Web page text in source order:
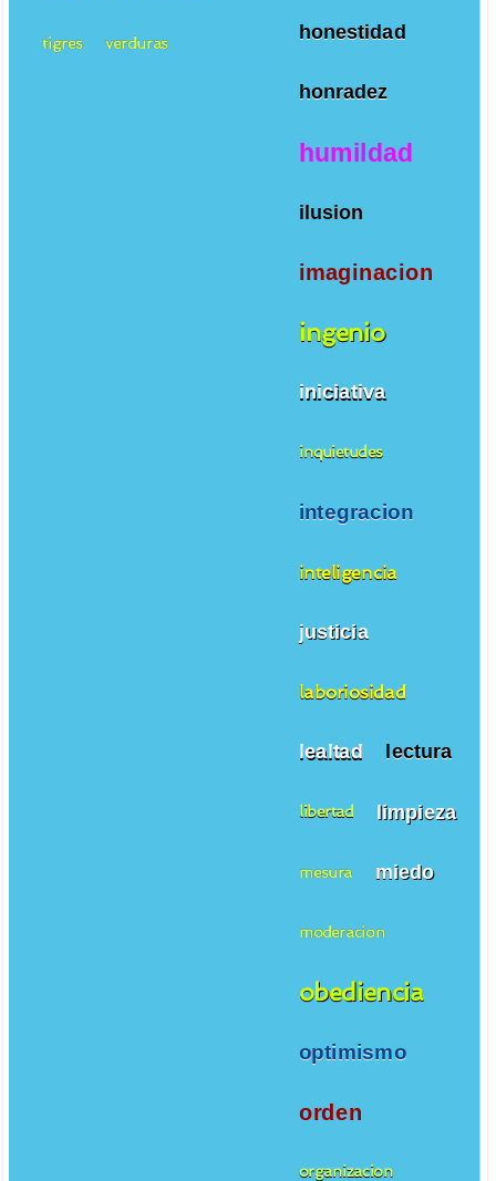
honestidad
honradez
humildad
ilusion
imaginacion
ingenio
iniciativa
inquietudes
integracion
inteligencia
justicia
laboriosidad
lealtad lectura
libertad limpieza
mesura miedo
moderacion
obediencia
optimismo
orden
organizacion
tigres verduras